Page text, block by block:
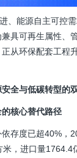
、能源自主可控
具可再生属性、
从环保配套工程
全与低碳转型的
的核心替代路径
存度已超40%，
，进口量1764.4